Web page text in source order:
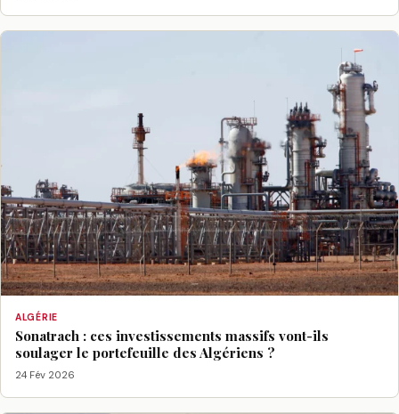
ALGÉRIE
Sonatrach : ces investissements massifs vont-ils
soulager le portefeuille des Algériens ?
24 Fév 2026